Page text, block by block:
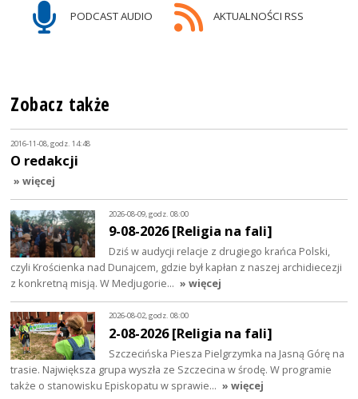
PODCAST AUDIO AKTUALNOŚCI RSS
Zobacz także
2016-11-08, godz. 14:48
O redakcji
» więcej
2026-08-09, godz. 08:00
9-08-2026 [Religia na fali]
Dziś w audycji relacje z drugiego krańca Polski,
czyli Krościenka nad Dunajcem, gdzie był kapłan z naszej archidiecezji
z konkretną misją. W Medjugorie… » więcej
2026-08-02, godz. 08:00
2-08-2026 [Religia na fali]
Szczecińska Piesza Pielgrzymka na Jasną Górę na
trasie. Największa grupa wyszła ze Szczecina w środę. W programie
także o stanowisku Episkopatu w sprawie… » więcej